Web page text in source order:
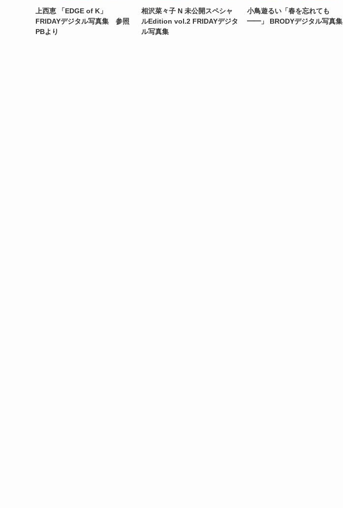
上西恵 「EDGE of K」
FRIDAYデジタル写真集 参照
PBより
相沢菜々子 N 未公開スペシャ
ルEdition vol.2 FRIDAYデジタ
ル写真集
小鳥遊るい「春を忘れても
━━」 BRODYデジタル写真集